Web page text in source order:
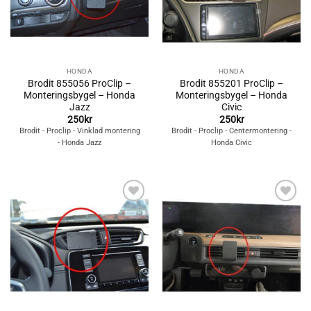
HONDA
Brodit 855056 ProClip –
Monteringsbygel – Honda
Jazz
250kr
Brodit - Proclip - Vinklad montering
- Honda Jazz
HONDA
Brodit 855201 ProClip –
Monteringsbygel – Honda
Civic
250kr
Brodit - Proclip - Centermontering -
Honda Civic
Lägg till i
önskelistan